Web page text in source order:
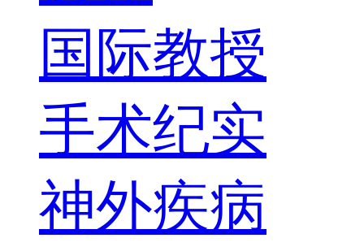
国际教授
手术纪实
神外疾病